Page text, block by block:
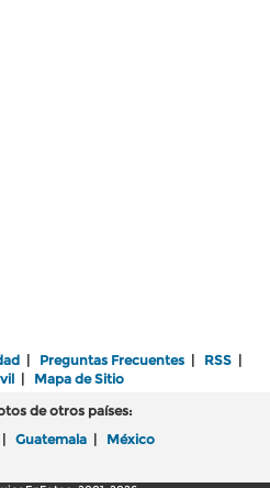
| Preguntas Frecuentes | RSS |
| Mapa de Sitio
de otros países:
| Guatemala | México